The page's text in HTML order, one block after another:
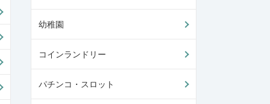
幼稚園
コインランドリー
パチンコ・スロット